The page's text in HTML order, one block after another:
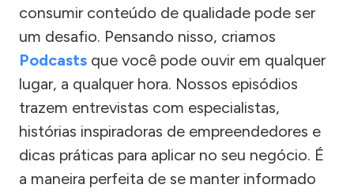
consumir conteúdo de qualidade pode ser
um desafio. Pensando nisso, criamos
Podcasts que você pode ouvir em qualquer
lugar, a qualquer hora. Nossos episódios
trazem entrevistas com especialistas,
histórias inspiradoras de empreendedores e
dicas práticas para aplicar no seu negócio. É
a maneira perfeita de se manter informado